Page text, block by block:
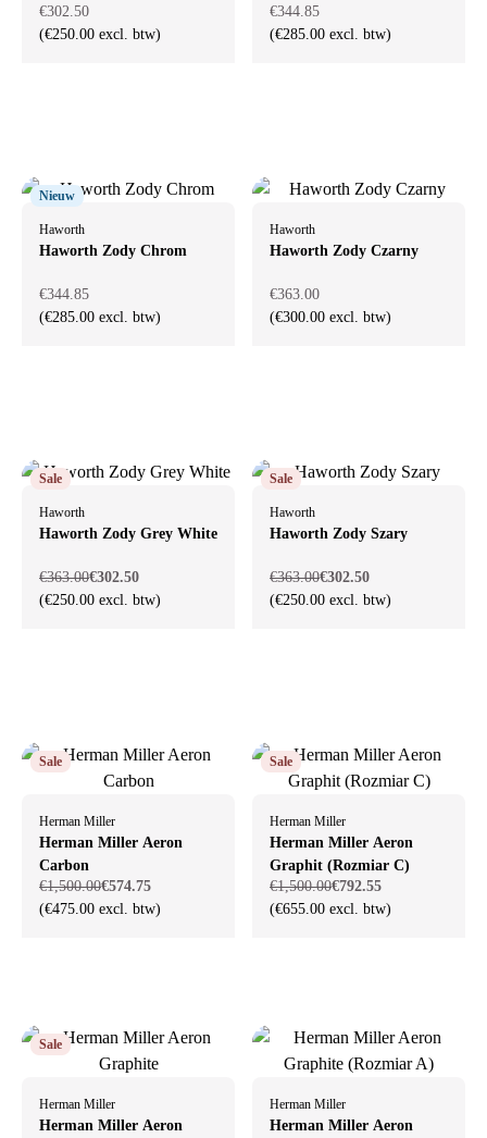
€302.50
(€250.00 excl. btw)
€344.85
(€285.00 excl. btw)
Nieuw
Haworth
Haworth Zody Chrom
€344.85
(€285.00 excl. btw)
Haworth
Haworth Zody Czarny
€363.00
(€300.00 excl. btw)
Sale
Haworth
Haworth Zody Grey White
€363.00€302.50
(€250.00 excl. btw)
Sale
Haworth
Haworth Zody Szary
€363.00€302.50
(€250.00 excl. btw)
Sale
Herman Miller
Herman Miller Aeron
Carbon
€1,500.00€574.75
(€475.00 excl. btw)
Sale
Herman Miller
Herman Miller Aeron
Graphit (Rozmiar C)
€1,500.00€792.55
(€655.00 excl. btw)
Sale
Herman Miller
Herman Miller Aeron
Herman Miller
Herman Miller Aeron